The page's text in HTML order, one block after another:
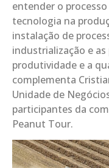
entender o
tecnologia na
instalação de
industrialização e
produtividade e a
complementa
Unidade de
participantes da
Peanut Tour.